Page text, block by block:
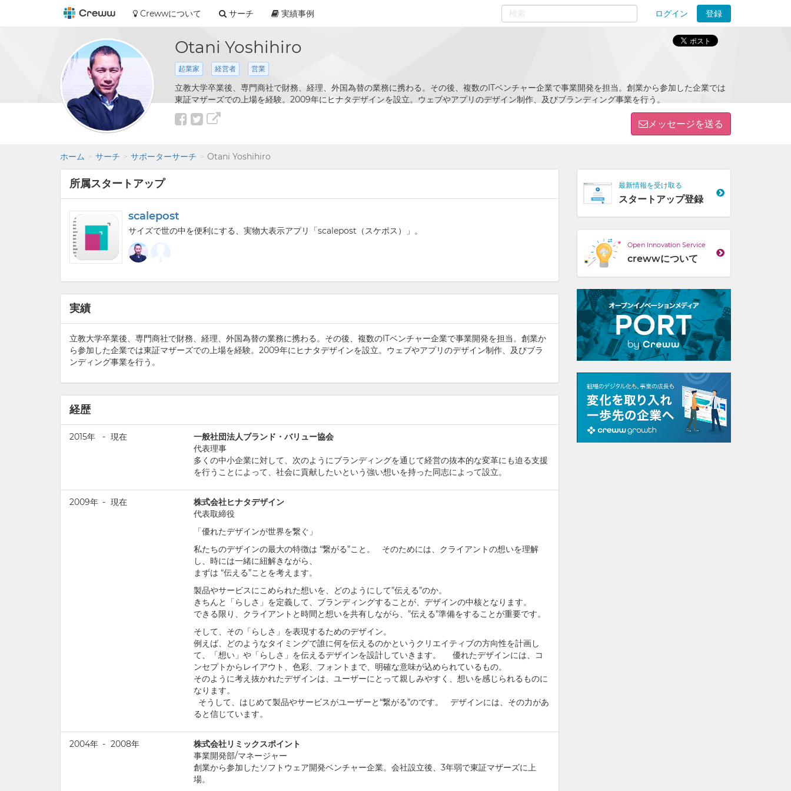
Crewwについて サーチ 実績事例 ログイン
登録
0
Otani Yoshihiro
起業家 経営者 営業
立教大学卒業後、専門商社で財務、経理、外国為替の業務に携わる。その後、複数のITベンチャー企業で事業開発を担当。創業から参加した企業では
東証マザーズでの上場を経験。2009年にヒナタデザインを設立。ウェブやアプリのデザイン制作、及びブランディング事業を行う。
メッセージを送る
ホーム サーチ サポーターサーチ Otani Yoshihiro
所属スタートアップ
scalepost
サイズで世の中を便利にする、実物大表示アプリ「scalepost（スケポス）」。
実績
立教大学卒業後、専門商社で財務、経理、外国為替の業務に携わる。その後、複数のITベンチャー企業で事業開発を担当。創業か
ら参加した企業では東証マザーズでの上場を経験。2009年にヒナタデザインを設立。ウェブやアプリのデザイン制作、及びブラ
ンディング事業を行う。
経歴
2015年 - 現在
一般社団法人ブランド・バリュー協会
代表理事
多くの中小企業に対して、次のようにブランディングを通じて経営の抜本的な変革にも迫る支援
を行うことによって、社会に貢献したいという強い想いを持った同志によって設立。
2009年 - 現在
株式会社ヒナタデザイン
代表取締役
「優れたデザインが世界を繋ぐ」
私たちのデザインの最大の特徴は “繋がる”こと。 そのためには、クライアントの想いを理解
し、時には一緒に紐解きながら、
まずは “伝える”ことを考えます。
製品やサービスにこめられた想いを、どのようにして”伝える”のか。
きちんと「らしさ」を定義して、ブランディングすることが、デザインの中核となります。
できる限り、クライアントと時間と想いを共有しながら、”伝える”準備をすることが重要です。
そして、その「らしさ」を表現するためのデザイン。
例えば、どのようなタイミングで誰に何を伝えるのかというクリエイティブの方向性を計画し
て、「想い」や「らしさ」を伝えるデザインを設計していきます。 優れたデザインには、コ
ンセプトからレイアウト、色彩、フォントまで、明確な意味が込められているもの。
そのように考え抜かれたデザインは、ユーザーにとって親しみやすく、想いを感じられるものに
なります。
そうして、はじめて製品やサービスがユーザーと“繋がる”のです。 デザインには、その力があ
ると信じています。
2004年 - 2008年
株式会社リミックスポイント
事業開発部/マネージャー
創業から参加したソフトウェア開発ベンチャー企業。会社設立後、3年弱で東証マザーズに上
場。
最新情報を受け取る
スタートアップ登録
Open Innovation Service
crewwについて